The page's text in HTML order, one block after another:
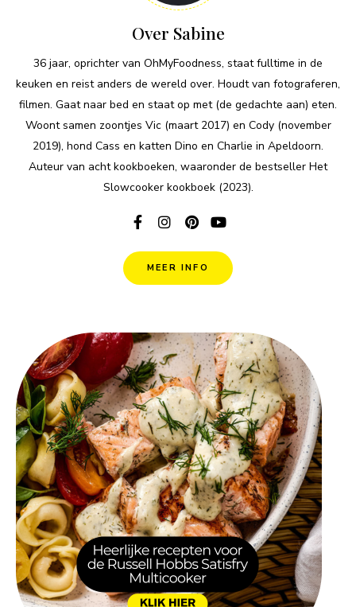
Over Sabine
36 jaar, oprichter van OhMyFoodness, staat fulltime in de
keuken en reist anders de wereld over. Houdt van fotograferen,
filmen. Gaat naar bed en staat op met (de gedachte aan) eten.
Woont samen zoontjes Vic (maart 2017) en Cody (november
2019), hond Cass en katten Dino en Charlie in Apeldoorn.
Auteur van acht kookboeken, waaronder de bestseller Het
Slowcooker kookboek (2023).
MEER INFO